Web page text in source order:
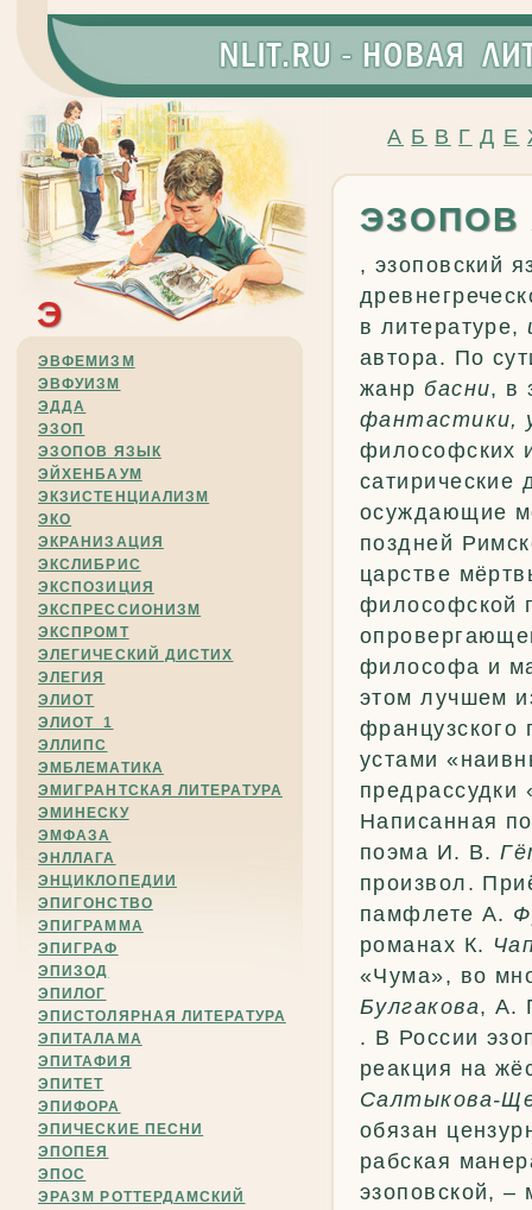
Э
ЭВФЕМИЗМ
ЭВФУИЗМ
ЭДДА
ЭЗОП
ЭЗОПОВ ЯЗЫК
ЭЙХЕНБАУМ
ЭКЗИСТЕНЦИАЛИЗМ
ЭКО
ЭКРАНИЗАЦИЯ
ЭКСЛИБРИС
ЭКСПОЗИЦИЯ
ЭКСПРЕССИОНИЗМ
ЭКСПРОМТ
ЭЛЕГИЧЕСКИЙ ДИСТИХ
ЭЛЕГИЯ
ЭЛИОТ
ЭЛИОТ_1
ЭЛЛИПС
ЭМБЛЕМАТИКА
ЭМИГРАНТСКАЯ ЛИТЕРАТУРА
ЭМИНЕСКУ
ЭМФАЗА
ЭНЛЛАГА
ЭНЦИКЛОПЕДИИ
ЭПИГОНСТВО
ЭПИГРАММА
ЭПИГРАФ
ЭПИЗОД
ЭПИЛОГ
ЭПИСТОЛЯРНАЯ ЛИТЕРАТУРА
ЭПИТАЛАМА
ЭПИТАФИЯ
ЭПИТЕТ
ЭПИФОРА
ЭПИЧЕСКИЕ ПЕСНИ
ЭПОПЕЯ
ЭПОС
ЭРАЗМ РОТТЕРДАМСКИЙ
А Б В Г Д Е
ЭЗОПОВ
, эзоповский
в литературе,
автора. По
жанр басни, в
фантастики,
философских
сатирические
осуждающие
поздней
царстве
философской
философа и
этом лучшем
устами
предрассудки
Написанная
поэма И. В.
произвол.
памфлете А.
романах К.
«Чума», во
Булгакова, А.
. В России
реакция на
Салтыкова-
обязан
рабская
эзоповской,